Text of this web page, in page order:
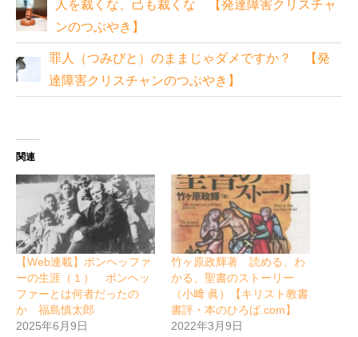
人を裁くな、己も裁くな 【発達障害クリスチャ
ンのつぶやき】
罪人（つみびと）のままじゃダメですか？ 【発
達障害クリスチャンのつぶやき】
関連
【Web連載】ボンヘッファ
ーの生涯（１） ボンヘッ
ファーとは何者だったの
か 福島慎太郎
2025年6月9日
竹ヶ原政輝著 読める、わ
かる、聖書のストーリー
（小﨑 眞）【キリスト教書
書評・本のひろば.com】
2022年3月9日